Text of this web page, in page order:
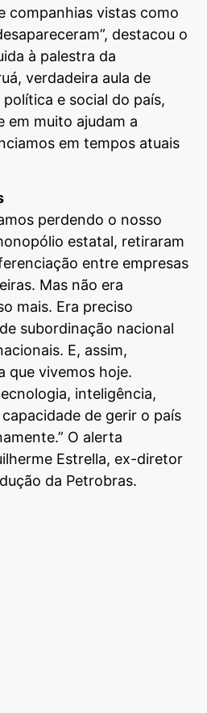
companhias vistas como
destacou o
à palestra da
verdadeira aula de
e social do país,
em muito ajudam a
em tempos atuais
perdendo o nosso
estatal, retiraram
entre empresas
Mas não era
mais. Era preciso
subordinação nacional
E, assim,
que vivemos hoje.
inteligência,
de gerir o país
O alerta
Estrella, ex-diretor
da Petrobras.